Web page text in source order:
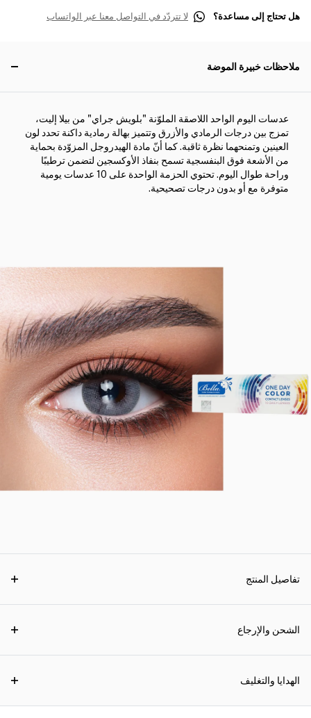
هل تحتاج إلى مساعدة؟ لا تتردّد في التواصل معنا عبر الواتساب
ملاحظات خبيرة الموضة
عدسات اليوم الواحد اللاصقة الملوّنة "بلويش جراي" من بيلا إليت،
تمزج بين درجات الرمادي والأزرق وتتميز بهالة رمادية داكنة تحدد لون
العينين وتمنحهما نظرة ثاقبة. كما أنّ مادة الهيدروجل المزوّدة بحماية
من الأشعة فوق البنفسجية تسمح بنفاذ الأوكسجين لتضمن ترطيبًا
وراحة طوال اليوم. تحتوي الحزمة الواحدة على 10 عدسات يومية
متوفرة مع أو بدون درجات تصحيحية.
تفاصيل المنتج
الشحن والإرجاع
الهدايا والتغليف